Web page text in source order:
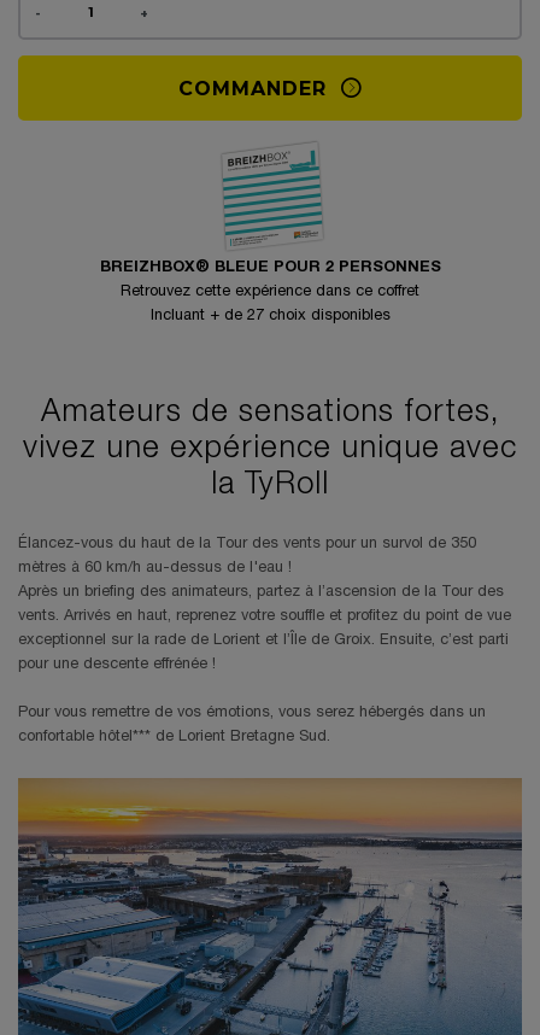
- +
COMMANDER
BREIZHBOX® BLEUE POUR 2 PERSONNES
Retrouvez cette expérience dans ce coffret
Incluant + de 27 choix disponibles
Amateurs de sensations fortes,
vivez une expérience unique avec
la TyRoll
Élancez-vous du haut de la Tour des vents pour un survol de 350
mètres à 60 km/h au-dessus de l'eau !
Après un briefing des animateurs, partez à l’ascension de la Tour des
vents. Arrivés en haut, reprenez votre souffle et profitez du point de vue
exceptionnel sur la rade de Lorient et l’Île de Groix. Ensuite, c’est parti
pour une descente effrénée !
Pour vous remettre de vos émotions, vous serez hébergés dans un
confortable hôtel*** de Lorient Bretagne Sud.